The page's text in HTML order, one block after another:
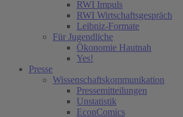
RWI Impuls
RWI Wirtschaftsgespräch
Leibniz-Formate
Für Jugendliche
Ökonomie Hautnah
Yes!
Presse
Wissenschaftskommunikation
Pressemitteilungen
Unstatistik
EconComics